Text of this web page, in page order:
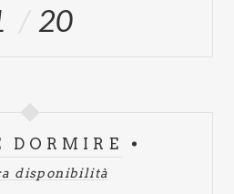
20
DORMIRE
disponibilità